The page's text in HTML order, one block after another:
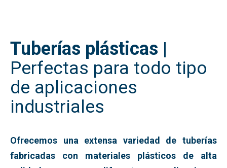
Tuberías plásticas |
Perfectas para todo tipo
de aplicaciones
industriales
Ofrecemos una extensa variedad de tuberías
fabricadas con materiales plásticos de alta